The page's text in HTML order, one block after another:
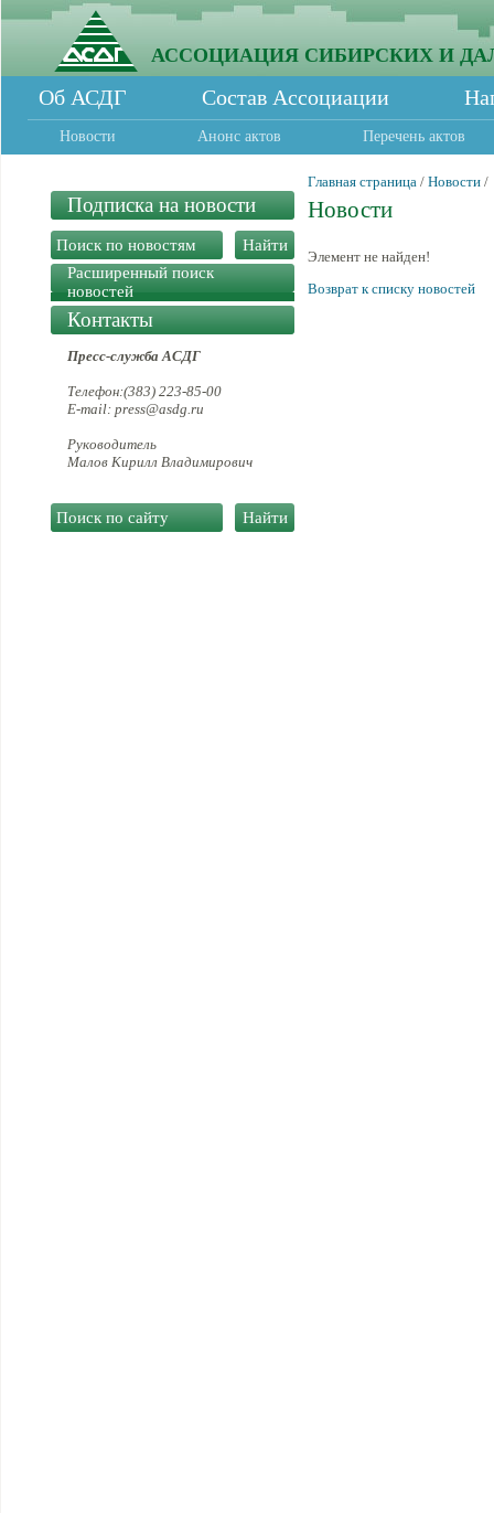
АССОЦИАЦИЯ СИБИРСКИХ И
Об АСДГ Состав Ассоциации
Новости Анонс актов Перечень актов
Подписка на новости
Расширенный поиск
новостей
Контакты
Пресс-служба АСДГ
Телефон:(383) 223-85-00
E-mail: press@asdg.ru
Руководитель
Малов Кирилл Владимирович
Главная страница / Новости /
Новости
Элемент не найден!
Возврат к списку новостей